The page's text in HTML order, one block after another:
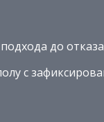
до
с